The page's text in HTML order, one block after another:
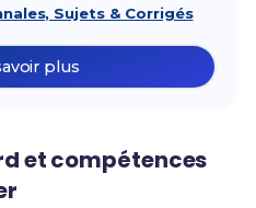
Sujets & Corrigés
plus
et compétences